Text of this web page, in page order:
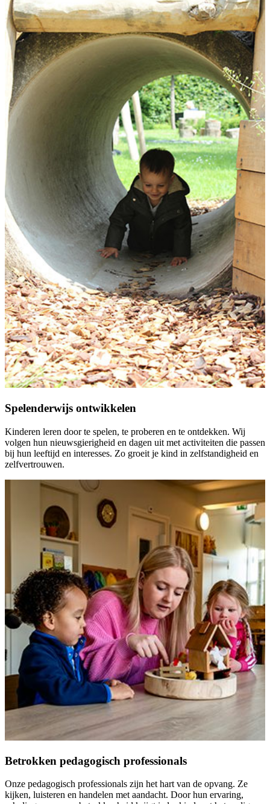
Spelenderwijs ontwikkelen
Kinderen leren door te spelen, te proberen en te ontdekken. Wij
volgen hun nieuwsgierigheid en dagen uit met activiteiten die passen
bij hun leeftijd en interesses. Zo groeit je kind in zelfstandigheid en
zelfvertrouwen.
Betrokken pedagogisch professionals
Onze pedagogisch professionals zijn het hart van de opvang. Ze
kijken, luisteren en handelen met aandacht. Door hun ervaring,